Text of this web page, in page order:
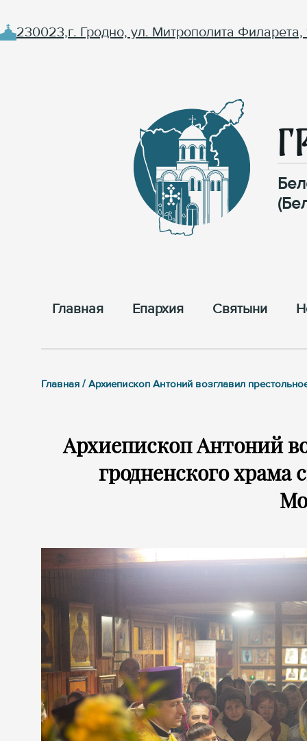
230023,г. Гродно, ул. Митрополита Филарета,
Главная Епархия Cвятыни
Главная / Архиепископ Антоний возглавил
Архиепископ Антоний
гродненского храма